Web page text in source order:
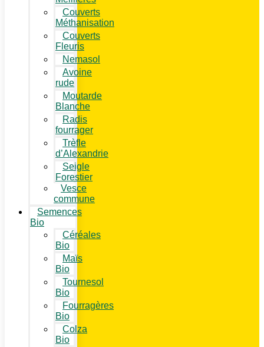
Couverts
Méthanisation
Couverts
Fleuris
Nemasol
Avoine
rude
Moutarde
Blanche
Radis
fourrager
Trèfle
d’Alexandrie
Seigle
Forestier
Vesce
commune
Semences
Bio
Céréales
Bio
Maïs
Bio
Tournesol
Bio
Fourragères
Bio
Colza
Bio